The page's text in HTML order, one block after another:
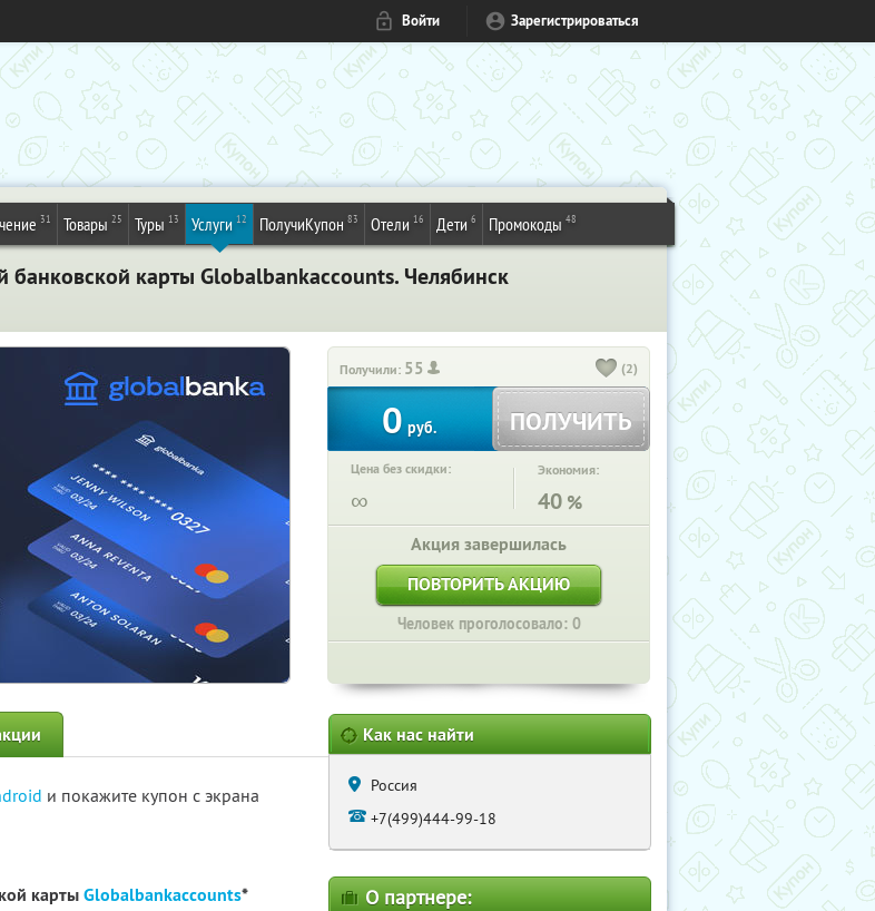
Войти Зарегистрироваться
31 Товары 25 Туры 13 Услуги 12 ПолучиКупон 83 Отели 16 Дети 6 Промокоды 48
банковской карты Globalbankaccounts. Челябинск
Получили: 55 (2)
0 руб. ПОЛУЧИТЬ
Цена без скидки:
∞
Экономия:
40 %
Акция завершилась
ПОВТОРИТЬ АКЦИЮ
Человек проголосовало: 0
и покажите купон с экрана
картыGlobalbankaccounts*
Как нас найти
Россия
+7(499)444-99-18
О партнере: